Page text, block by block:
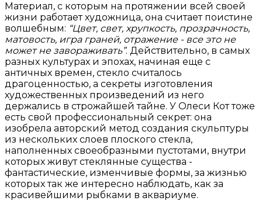
Материал, с которым на протяжении всей своей
жизни работает художница, она считает поистине
волшебным: “Цвет, свет, хрупкость, прозрачность,
матовость, игра граней, отражение - все это не
может не завораживать”. Действительно, в самых
разных культурах и эпохах, начиная еще с
античных времен, стекло считалось
драгоценностью, а секреты изготовления
художественных произведений из него
держались в строжайшей тайне. У Олеси Кот тоже
есть свой профессиональный секрет: она
изобрела авторский метод создания скульптуры
из нескольких слоев плоского стекла,
наполненных своеобразными пустотами, внутри
которых живут стеклянные существа -
фантастические, изменчивые формы, за жизнью
которых так же интересно наблюдать, как за
красивейшими рыбками в аквариуме.